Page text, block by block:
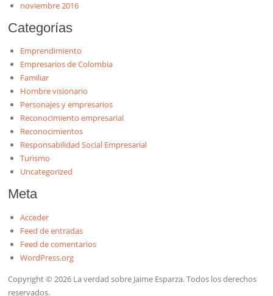
noviembre 2016
Categorías
Emprendimiento
Empresarios de Colombia
Familiar
Hombre visionario
Personajes y empresarios
Reconocimiento empresarial
Reconocimientos
Responsabilidad Social Empresarial
Turismo
Uncategorized
Meta
Acceder
Feed de entradas
Feed de comentarios
WordPress.org
Copyright © 2026 La verdad sobre Jaime Esparza. Todos los derechos
reservados.